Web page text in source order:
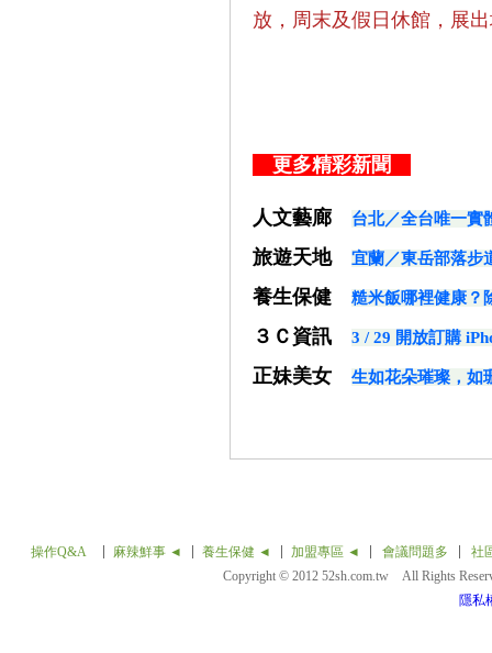
放，周末及假日休館，展
更多精彩新聞
人文藝廊 台北／全台唯一
旅遊天地 宜蘭／東岳部落
養生保健 糙米飯哪裡健康？
３Ｃ資訊 3 / 29 開放訂購
正妹美女 生如花朵璀璨，如
操作Q&A 麻辣鮮事 ◄ 養生保健 ◄ 加盟專區 ◄ 會議問題多
社
Copyright © 2012 52sh.com.tw All Rights
隱私